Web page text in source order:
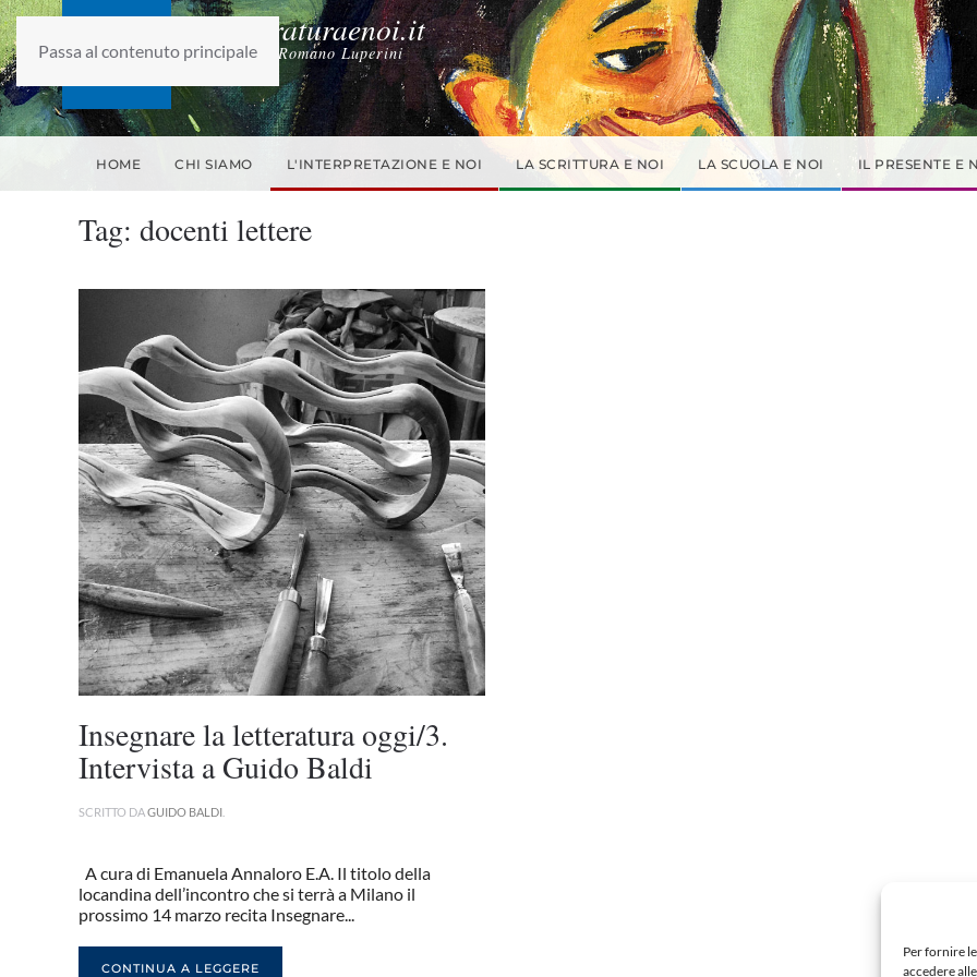
Per fornire
accedere
Passa al contenuto principale
laletteraturaenoi.it
fondato da Romano Luperini
HOME CHI SIAMO L'INTERPRETAZIONE E NOI LA SCRITTURA E NOI LA SCUOLA E NOI IL PRESENTE E
Tag: docenti lettere
Insegnare la letteratura oggi/3.
Intervista a Guido Baldi
SCRITTO DAGUIDO BALDI
A cura di Emanuela Annaloro E.A. Il titolo della
locandina dell’incontro che si terrà a Milano il
prossimo 14 marzo recita Insegnare...
CONTINUA A LEGGERE